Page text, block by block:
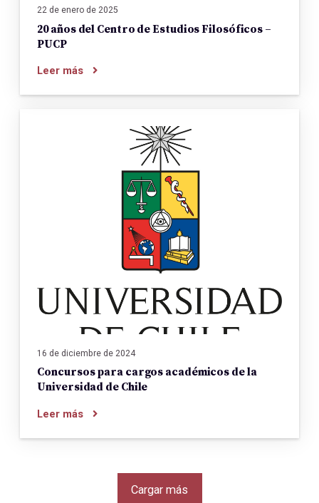
22 de enero de 2025
20 años del Centro de Estudios Filosóficos –
PUCP
Leer más
16 de diciembre de 2024
Concursos para cargos académicos de la
Universidad de Chile
Leer más
Cargar más